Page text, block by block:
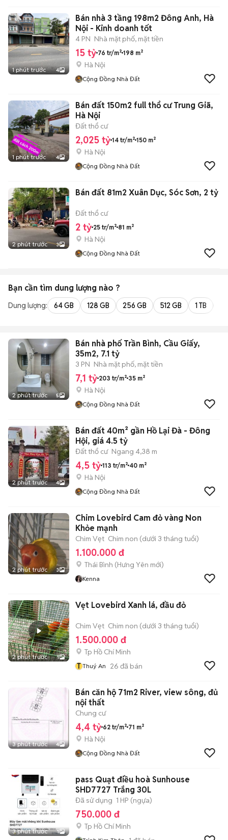
1 phút trước 4
Bán nhà 3 tầng 198m2 Đông Anh, Hà
Nội - Kinh doanh tốt
4 PN Nhà mặt phố, mặt tiền
15 tỷ 76 tr/m² 198 m²
Hà Nội
Cộng Đồng Nhà Đất
1 phút trước 4
Bán đất 150m2 full thổ cư Trung Giã,
Hà Nội
Đất thổ cư
2,025 tỷ 14 tr/m² 150 m²
Hà Nội
Cộng Đồng Nhà Đất
2 phút trước 3
Bán đất 81m2 Xuân Dục, Sóc Sơn, 2 tỷ
Đất thổ cư
2 tỷ 25 tr/m² 81 m²
Hà Nội
Cộng Đồng Nhà Đất
Bạn cần tìm dung lượng nào ?
Dung lượng: 64 GB 128 GB 256 GB 512 GB 1 TB
2 phút trước 5
Bán nhà phố Trần Bình, Cầu Giấy,
35m2, 7.1 tỷ
3 PN Nhà mặt phố, mặt tiền
7,1 tỷ 203 tr/m² 35 m²
Hà Nội
Cộng Đồng Nhà Đất
2 phút trước 4
Bán đất 40m² gần Hồ Lại Đà - Đông
Hội, giá 4.5 tỷ
Đất thổ cư Ngang 4,38 m
4,5 tỷ 113 tr/m² 40 m²
Hà Nội
Cộng Đồng Nhà Đất
2 phút trước 3
Chim Lovebird Cam đỏ vàng Non
Khỏe mạnh
Chim Vẹt Chim non (dưới 3 tháng tuổi)
1.100.000 đ
Thái Bình (Hưng Yên mới)
Kenna
2 phút trước 1
Vẹt Lovebird Xanh lá, đầu đỏ
Chim Vẹt Chim non (dưới 3 tháng tuổi)
1.500.000 đ
Tp Hồ Chí Minh
T Thuý An 26 đã bán
3 phút trước 4
Bán căn hộ 71m2 River, view sông, đủ
nội thất
Chung cư
4,4 tỷ 62 tr/m² 71 m²
Hà Nội
Cộng Đồng Nhà Đất
3 phút trước 1
pass Quạt điều hoà Sunhouse
SHD7727 Trắng 30L
Đã sử dụng 1 HP (ngựa)
750.000 đ
Tp Hồ Chí Minh